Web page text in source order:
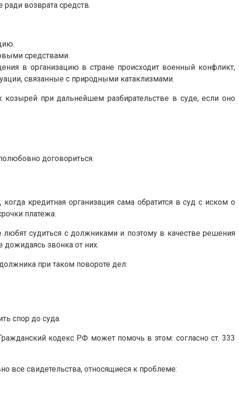
возврата средств.
средствами.
в организацию в стране происходит военный конфликт,
связанные с природными катаклизмами.
при дальнейшем разбирательстве в суде, если оно
договориться.
кредитная организация сама обратится в суд с иском о
платежа.
судиться с должниками и поэтому в качестве решения
звонка от них.
при таком повороте дел:
спор до суда.
кодекс РФ может помочь в этом: согласно ст. 333
все свидетельства, относящиеся к проблеме: